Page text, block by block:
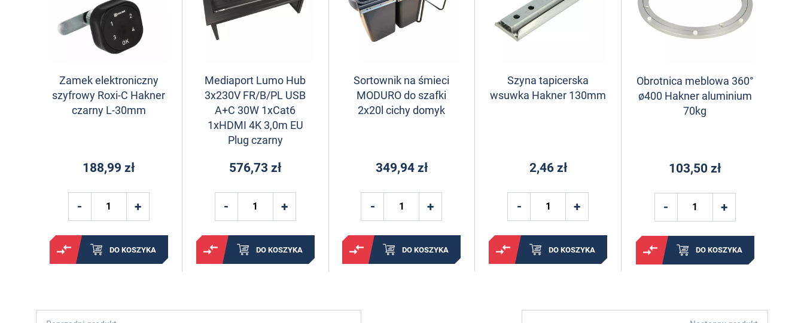
Zamek elektroniczny
szyfrowy Roxi-C Hakner
czarny L-30mm
188,99 zł
DO KOSZYKA
Mediaport Lumo Hub
3x230V FR/B/PL USB
A+C 30W 1xCat6
1xHDMI 4K 3,0m EU
Plug czarny
576,73 zł
DO KOSZYKA
Sortownik na śmieci
MODURO do szafki
2x20l cichy domyk
349,94 zł
DO KOSZYKA
Szyna tapicerska
wsuwka Hakner 130mm
2,46 zł
DO KOSZYKA
Obrotnica meblowa 360°
ø400 Hakner aluminium
70kg
103,50 zł
DO KOSZYKA